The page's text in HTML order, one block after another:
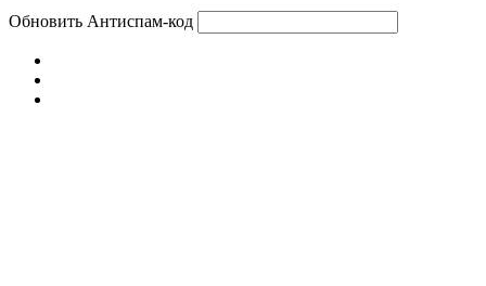
Обновить Антиспам-код